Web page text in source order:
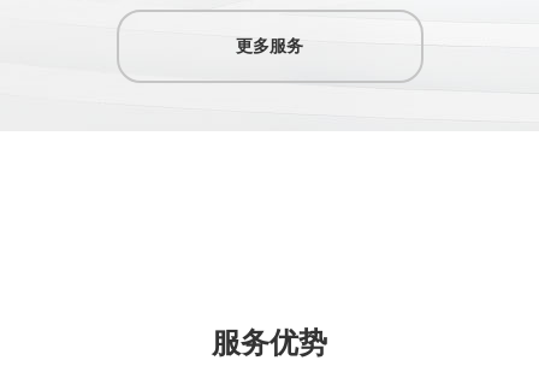
更多服务
服务优势